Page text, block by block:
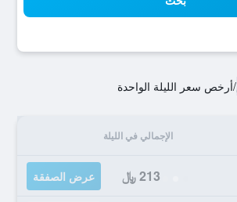
/أرخص سعر الليلة الواحدة
الإجمالي في الليلة
213 ﷼ عرض الصفقة